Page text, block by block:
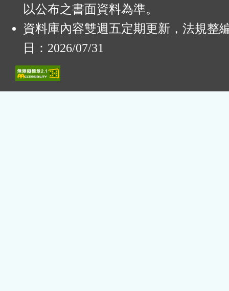
以公布之書面資料為準。
資料庫內容雙週五定期更新，法規整
日：2026/07/31